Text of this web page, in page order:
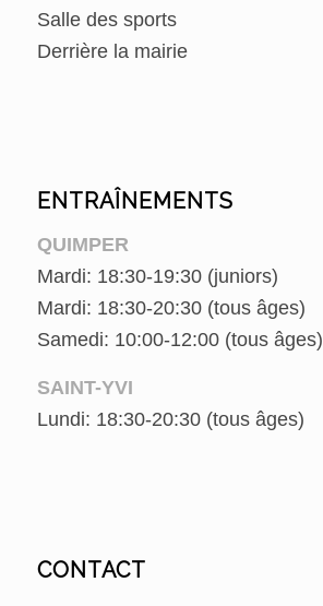
Salle des sports
Derrière la mairie
ENTRAÎNEMENTS
QUIMPER
Mardi: 18:30-19:30 (juniors)
Mardi: 18:30-20:30 (tous âges)
Samedi: 10:00-12:00 (tous âges)
SAINT-YVI
Lundi: 18:30-20:30 (tous âges)
CONTACT